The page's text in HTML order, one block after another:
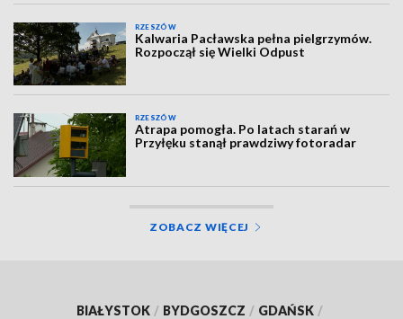
RZESZÓW
Kalwaria Pacławska pełna pielgrzymów.
Rozpoczął się Wielki Odpust
RZESZÓW
Atrapa pomogła. Po latach starań w
Przyłęku stanął prawdziwy fotoradar
ZOBACZ WIĘCEJ
BIAŁYSTOK / BYDGOSZCZ / GDAŃSK /